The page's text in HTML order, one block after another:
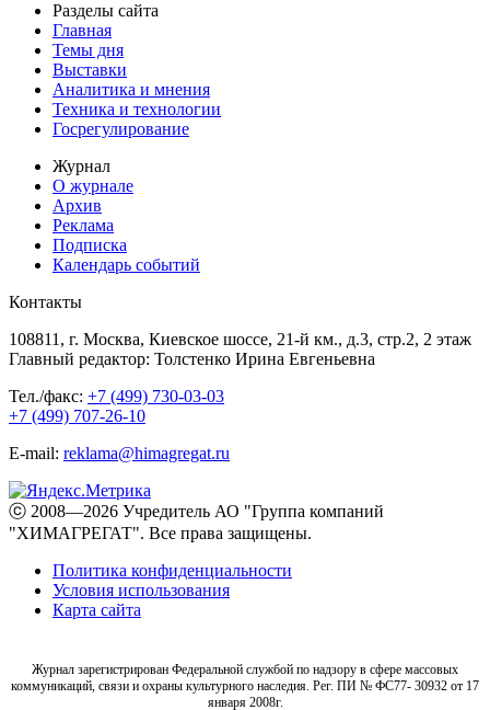
Разделы сайта
Главная
Темы дня
Выставки
Аналитика и мнения
Техника и технологии
Госрегулирование
Журнал
О журнале
Архив
Реклама
Подписка
Календарь событий
Контакты
108811, г. Москва, Киевское шоссе, 21-й км., д.3, стр.2, 2 этаж
Главный редактор: Толстенко Ирина Евгеньевна
Тел./факс: +7 (499) 730-03-03
+7 (499) 707-26-10
E-mail: reklama@himagregat.ru
ⓒ 2008—2026 Учредитель АО "Группа компаний
"ХИМАГРЕГАТ". Все права защищены.
Политика конфиденциальности
Условия использования
Карта сайта
Журнал зарегистрирован Федеральной службой по надзору в сфере массовых
коммуникаций, связи и охраны культурного наследия. Рег. ПИ № ФС77- 30932 от 17
января 2008г.